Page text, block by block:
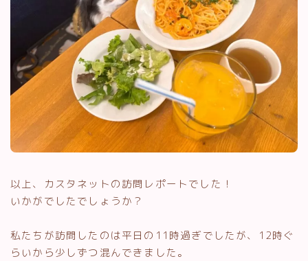
以上、カスタネットの訪問レポートでした！
いかがでしたでしょうか？
私たちが訪問したのは平日の11時過ぎでしたが、12時ぐ
らいから少しずつ混んできました。